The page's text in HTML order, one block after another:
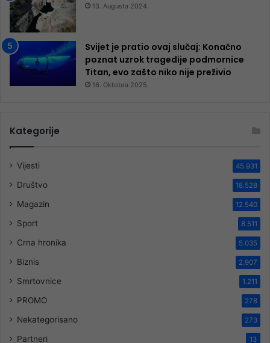
13. Augusta 2024.
Svijet je pratio ovaj slučaj: Konačno
poznat uzrok tragedije podmornice
Titan, evo zašto niko nije preživio
16. Oktobra 2025.
Kategorije
Vijesti 45.931
Društvo 18.528
Magazin 12.540
Sport 8.511
Crna hronika 5.035
Biznis 2.907
Smrtovnice 1.211
PROMO 278
Nekategorisano 273
Partneri 13